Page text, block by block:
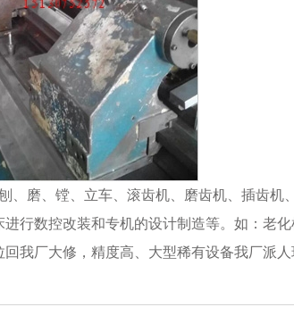
磨、镗、立车、滚齿机、磨齿机、插齿机
行数控改装和专机的设计制造等。如：老
我厂大修，精度高、大型稀有设备我厂派人